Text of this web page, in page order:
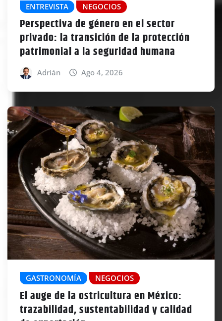
ENTREVISTA NEGOCIOS
Perspectiva de género en el sector
privado: la transición de la protección
patrimonial a la seguridad humana
Adrián Ago 4, 2026
GASTRONOMÍA NEGOCIOS
El auge de la ostricultura en México:
trazabilidad, sustentabilidad y calidad